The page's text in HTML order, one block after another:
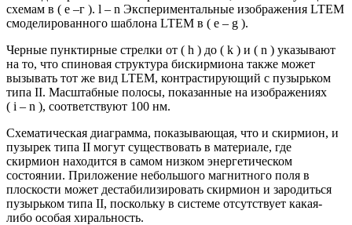
схемам в ( e –г ). l – n Экспериментальные изображения LTEM
смоделированного шаблона LTEM в ( e – g ).
Черные пунктирные стрелки от ( h ) до ( k ) и ( n ) указывают
на то, что спиновая структура бискирмиона также может
вызывать тот же вид LTEM, контрастирующий с пузырьком
типа II. Масштабные полосы, показанные на изображениях
( i – n ), соответствуют 100 нм.
Схематическая диаграмма, показывающая, что и скирмион, и
пузырек типа II могут существовать в материале, где
скирмион находится в самом низком энергетическом
состоянии. Приложение небольшого магнитного поля в
плоскости может дестабилизировать скирмион и зародиться
пузырьком типа II, поскольку в системе отсутствует какая-
либо особая хиральность.